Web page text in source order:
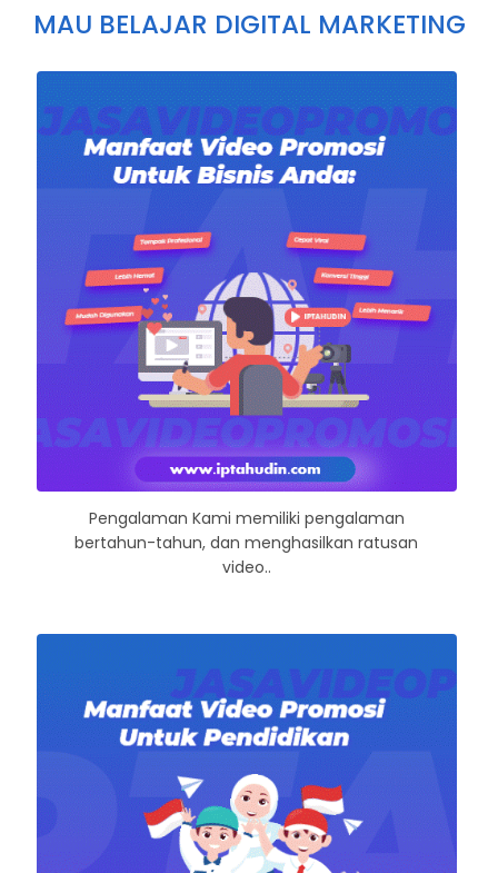
MAU BELAJAR DIGITAL MARKETING
Pengalaman Kami memiliki pengalaman
bertahun-tahun, dan menghasilkan ratusan
video..